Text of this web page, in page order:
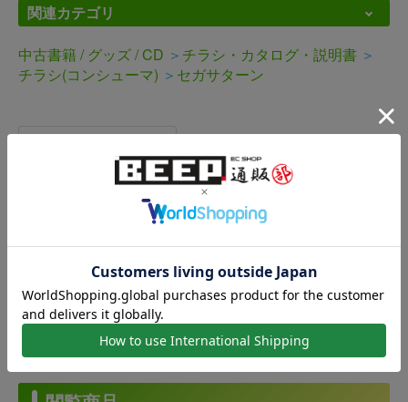
関連カテゴリ
中古書籍 / グッズ / CD ＞ チラシ・カタログ・説明書 ＞
チラシ(コンシューマ) ＞ セガサターン
商品説明
・中古品となります。・使用感(折れ、汚れ、破れ、書き
込み等)がある場合がございます。